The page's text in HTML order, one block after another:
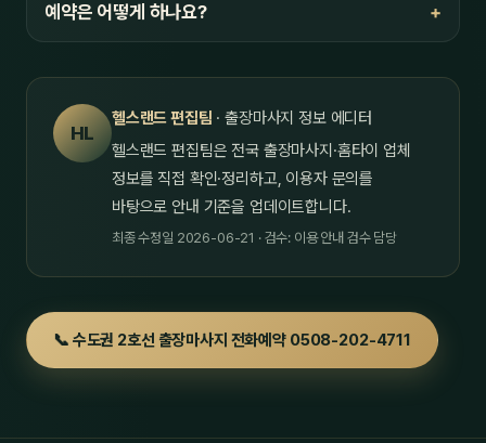
예약은 어떻게 하나요?
HL
헬스랜드 편집팀 · 출장마사지 정보 에디터
헬스랜드 편집팀은 전국 출장마사지·홈타이 업체
정보를 직접 확인·정리하고, 이용자 문의를
바탕으로 안내 기준을 업데이트합니다.
최종 수정일 2026-06-21 · 검수: 이용 안내 검수 담당
📞 수도권 2호선 출장마사지 전화예약 0508-202-4711